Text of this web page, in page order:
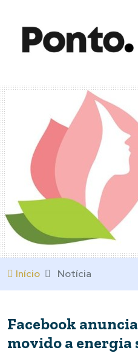
Início Notícia
Facebook
movido a